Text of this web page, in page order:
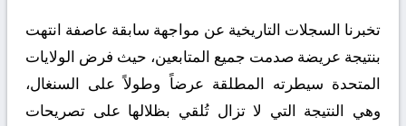
تخبرنا السجلات التاريخية عن مواجهة سابقة عاصفة انتهت
بنتيجة عريضة صدمت جميع المتابعين، حيث فرض الولايات
المتحدة سيطرته المطلقة عرضاً وطولاً على السنغال،
وهي النتيجة التي لا تزال تُلقي بظلالها على تصريحات